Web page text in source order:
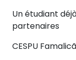
Un étudiant
partenaires
CESPU